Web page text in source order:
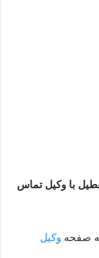
با وکیل تماس
صفحه وکیل